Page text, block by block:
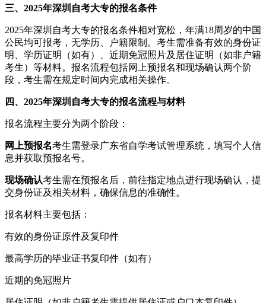
三、2025年深圳自考大专的报名条件
2025年深圳自考大专的报名条件相对宽松，年满18周岁的中国
公民均可报考，无学历、户籍限制。考生需准备有效的身份证
明、学历证明（如有）、近期免冠照片及居住证明（如非户籍
考生）等材料。报名流程包括网上预报名和现场确认两个阶
段，考生需在规定时间内完成相关操作。
四、2025年深圳自考大专的报名流程与材料
报名流程主要分为两个阶段：
网上预报名考生需登录广东省自学考试管理系统，填写个人信
息并获取预报名号。
现场确认考生需在预报名后，前往指定地点进行现场确认，提
交身份证及相关材料，确保信息的准确性。
报名材料主要包括：
有效的身份证原件及复印件
最高学历的毕业证书复印件（如有）
近期的免冠照片